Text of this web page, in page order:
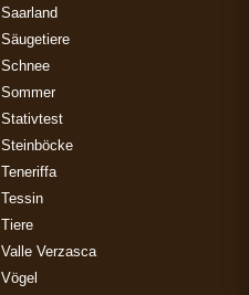
Saarland
Säugetiere
Schnee
Sommer
Stativtest
Steinböcke
Teneriffa
Tessin
Tiere
Valle Verzasca
Vögel